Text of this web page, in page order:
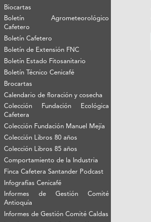
Biocartas
Boletín Agrometeorológico
Cafetero
Boletín Cafetero
Boletín de Extensión FNC
Boletín Estado Fitosanitario
Boletín Técnico Cenicafé
Brocartas
Calendario de floración y cosecha
Colección Fundación Ecológica
Cafetera
Colección Fundación Manuel Mejía
Colección Libros 80 años
Colección Libros 85 años
Comportamiento de la Industria
Finca Cafetera Santander Podcast
Infografías Cenicafé
Informes de Gestión Comité
Antioquía
Informes de Gestión Comité Caldas